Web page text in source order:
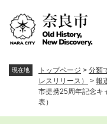
現在地 トップページ > 分類
レスリリース）
> 報
市提携25周年記念キ
表）